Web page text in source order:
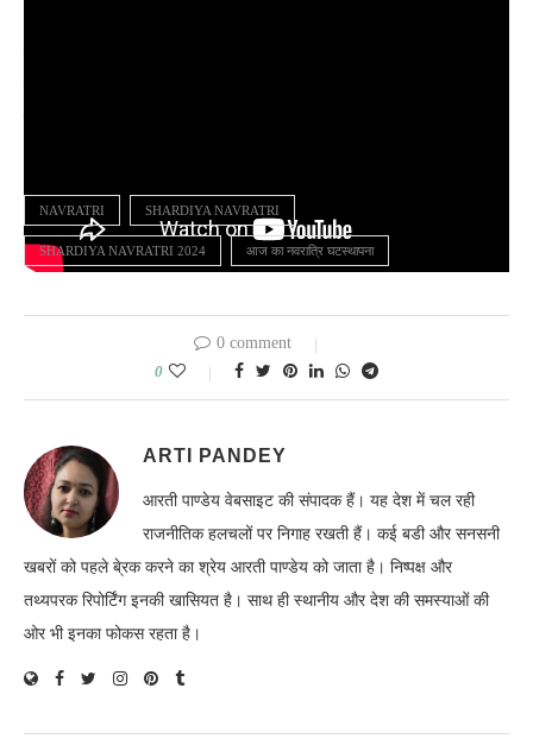
NAVRATRI SHARDIYA NAVRATRI
SHARDIYA NAVRATRI 2024 आज का नवरात्रि घटस्थापना
0 comment
0
ARTI PANDEY
आरती पाण्डेय वेबसाइट की संपादक हैं। यह देश में चल रही
राजनीतिक हलचलों पर निगाह रखती हैं। कई बडी और सनसनी
खबरों को पहले बे्रक करने का श्रेय आरती पाण्डेय को जाता है। निष्पक्ष और
तथ्यपरक रिपोर्टिंग इनकी खासियत है। साथ ही स्थानीय और देश की समस्याओं की
ओर भी इनका फोकस रहता है।